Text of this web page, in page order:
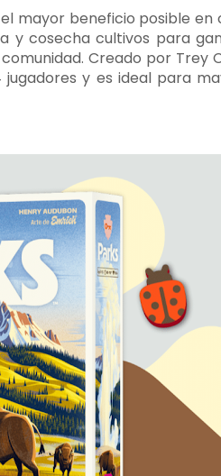
mayor beneficio posible en
y cosecha cultivos para
Creado por Trey
y es ideal para